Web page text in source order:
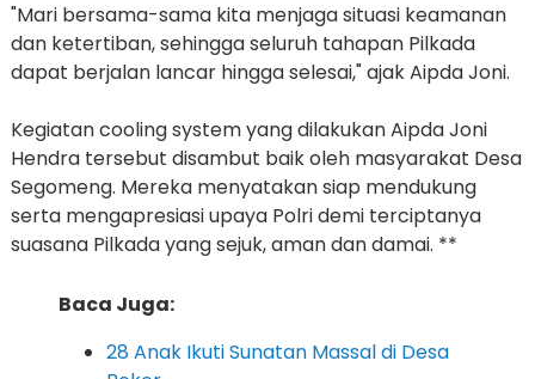
"Mari bersama-sama kita menjaga situasi keamanan
dan ketertiban, sehingga seluruh tahapan Pilkada
dapat berjalan lancar hingga selesai," ajak Aipda Joni.
Kegiatan cooling system yang dilakukan Aipda Joni
Hendra tersebut disambut baik oleh masyarakat Desa
Segomeng. Mereka menyatakan siap mendukung
serta mengapresiasi upaya Polri demi terciptanya
suasana Pilkada yang sejuk, aman dan damai. **
Baca Juga:
28 Anak Ikuti Sunatan Massal di Desa